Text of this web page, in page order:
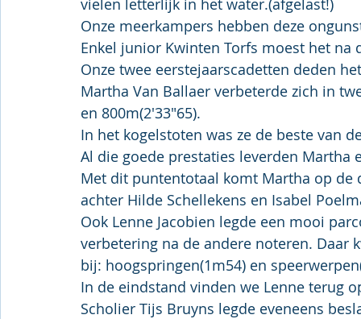
vielen letterlijk in het water.(afgelast!)
Onze meerkampers hebben deze
Enkel junior Kwinten Torfs moest het
Onze twee eerstejaarscadetten deden
Martha Van Ballaer verbeterde zich in
en 800m(2'33"65).
In het kogelstoten was ze de beste van
Al die goede prestaties leverden Martha
Met dit puntentotaal komt Martha op
achter Hilde Schellekens en Isabel
Ook Lenne Jacobien legde een mooi
verbetering na de andere noteren.
bij: hoogspringen(1m54) en
In de eindstand vinden we Lenne terug
Scholier Tijs Bruyns legde eveneens